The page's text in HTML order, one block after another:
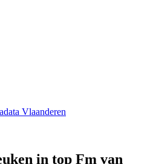
Vlaanderen
in top Fm van